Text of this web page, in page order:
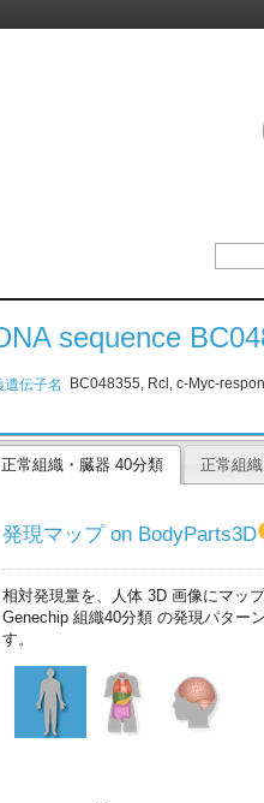
sequence
遺伝子名 BC048355, Rcl, c-Myc-
正常組織・臓器 40分類 正常組
発現マップ on BodyParts3D
相対発現量を、人体 3D 画像にマッ
Genechip 組織40分類 の発現パター
す。